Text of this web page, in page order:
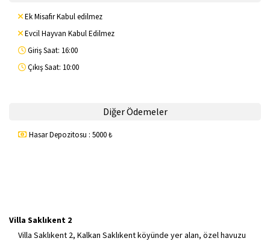
Ek Misafir Kabul edilmez
Evcil Hayvan Kabul Edilmez
Giriş Saat: 16:00
Çıkış Saat: 10:00
Diğer Ödemeler
Hasar Depozitosu : 5000 ₺
Villa Saklıkent 2
Villa Saklıkent 2, Kalkan Saklıkent köyünde yer alan, özel havuzu